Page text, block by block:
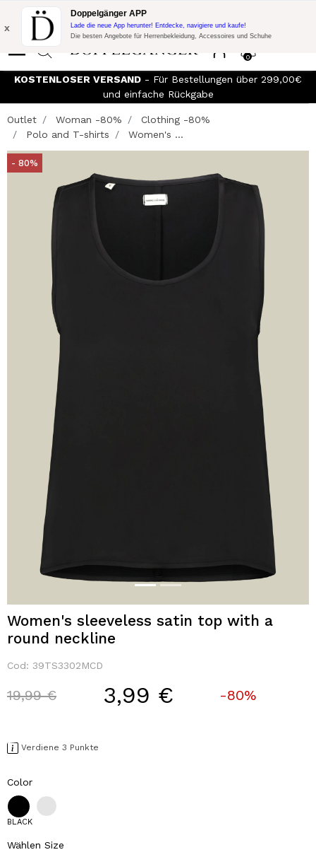
Blitzangebot:
10% Extra-Rabatt auf 300€ Einkauf mit Code:
DOPPEL300
0
x
Doppelgänger APP
Lade die neue App herunter! Entdecke, navigiere und kaufe!
Die besten Angebote für Herrenbekleidung, Accessoires und Schuhe
KOSTENLOSER VERSAND - Für Bestellungen über 299,00€
und einfache Rückgabe
Outlet Woman -80%
Clothing -80%
Polo and T-shirts
Women's ...
- 80%
Women's sleeveless satin top with a
round neckline
Cod: 39TS3302MCD
Price reduced from
19,99 €to 3,99 € -80%
Verdiene 3 Punkte
Color
BLACK
Wählen Size